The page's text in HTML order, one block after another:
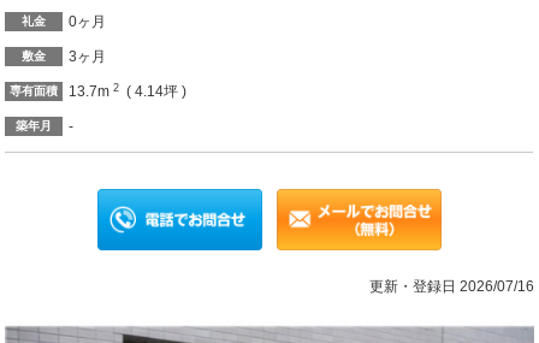
礼金 0ヶ月
敷金 3ヶ月
専有面積 13.7m2 ( 4.14坪 )
築年月 -
更新・登録日 2026/07/16